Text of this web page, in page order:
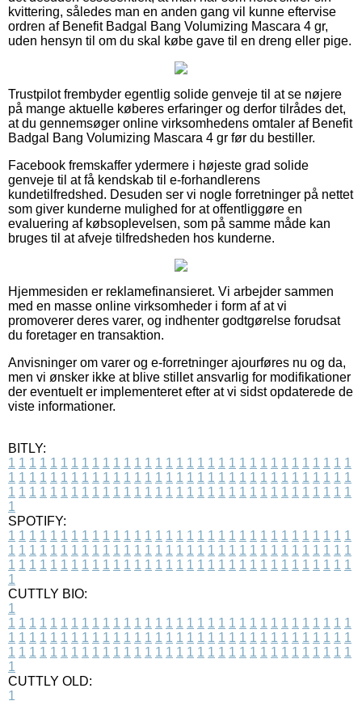
kvittering, således man en anden gang vil kunne eftervise
ordren af Benefit Badgal Bang Volumizing Mascara 4 gr,
uden hensyn til om du skal købe gave til en dreng eller pige.
Trustpilot frembyder egentlig solide genveje til at se nøjere
på mange aktuelle køberes erfaringer og derfor tilrådes det,
at du gennemsøger online virksomhedens omtaler af Benefit
Badgal Bang Volumizing Mascara 4 gr før du bestiller.
Facebook fremskaffer ydermere i højeste grad solide
genveje til at få kendskab til e-forhandlerens
kundetilfredshed. Desuden ser vi nogle forretninger på nettet
som giver kunderne mulighed for at offentliggøre en
evaluering af købsoplevelsen, som på samme måde kan
bruges til at afveje tilfredsheden hos kunderne.
Hjemmesiden er reklamefinansieret. Vi arbejder sammen
med en masse online virksomheder i form af at vi
promoverer deres varer, og indhenter godtgørelse forudsat
du foretager en transaktion.
Anvisninger om varer og e-forretninger ajourføres nu og da,
men vi ønsker ikke at blive stillet ansvarlig for modifikationer
der eventuelt er implementeret efter at vi sidst opdaterede de
viste informationer.
BITLY:
1 1 1 1 1 1 1 1 1 1 1 1 1 1 1 1 1 1 1 1 1 1 1 1 1 1 1 1 1 1 1 1 1
1 1 1 1 1 1 1 1 1 1 1 1 1 1 1 1 1 1 1 1 1 1 1 1 1 1 1 1 1 1 1 1 1
1 1 1 1 1 1 1 1 1 1 1 1 1 1 1 1 1 1 1 1 1 1 1 1 1 1 1 1 1 1 1 1 1
1
SPOTIFY:
1 1 1 1 1 1 1 1 1 1 1 1 1 1 1 1 1 1 1 1 1 1 1 1 1 1 1 1 1 1 1 1 1
1 1 1 1 1 1 1 1 1 1 1 1 1 1 1 1 1 1 1 1 1 1 1 1 1 1 1 1 1 1 1 1 1
1 1 1 1 1 1 1 1 1 1 1 1 1 1 1 1 1 1 1 1 1 1 1 1 1 1 1 1 1 1 1 1 1
1
CUTTLY BIO:
1
1 1 1 1 1 1 1 1 1 1 1 1 1 1 1 1 1 1 1 1 1 1 1 1 1 1 1 1 1 1 1 1 1
1 1 1 1 1 1 1 1 1 1 1 1 1 1 1 1 1 1 1 1 1 1 1 1 1 1 1 1 1 1 1 1 1
1 1 1 1 1 1 1 1 1 1 1 1 1 1 1 1 1 1 1 1 1 1 1 1 1 1 1 1 1 1 1 1 1
1
CUTTLY OLD:
1